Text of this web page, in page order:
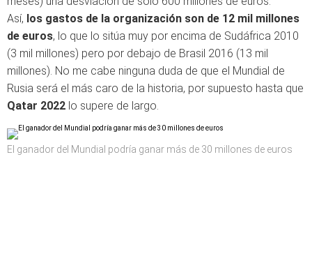
Así, los gastos de la organización son de 12 mil millones
de euros, lo que lo sitúa muy por encima de Sudáfrica 2010
(3 mil millones) pero por debajo de Brasil 2016 (13 mil
millones). No me cabe ninguna duda de que el Mundial de
Rusia será el más caro de la historia, por supuesto hasta que
Qatar 2022 lo supere de largo.
El ganador del Mundial podría ganar más de 30 millones de euros